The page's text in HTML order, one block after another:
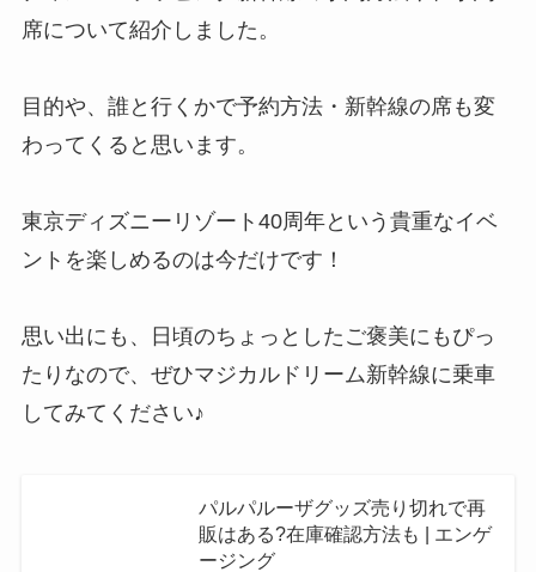
席について紹介しました。
目的や、誰と行くかで予約方法・新幹線の席も変
わってくると思います。
東京ディズニーリゾート40周年という貴重なイベ
ントを楽しめるのは今だけです！
思い出にも、日頃のちょっとしたご褒美にもぴっ
たりなので、ぜひマジカルドリーム新幹線に乗車
してみてください♪
パルパルーザグッズ売り切れで再
販はある?在庫確認方法も | エンゲ
ージング